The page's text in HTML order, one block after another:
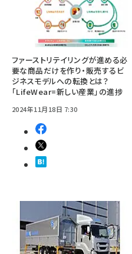
ファーストリテイリングが進める必
要な商品だけを作り・販売するビ
ジネスモデルへの転換とは？
「LifeWear=新しい産業」の進捗
2024年11月18日 7:30